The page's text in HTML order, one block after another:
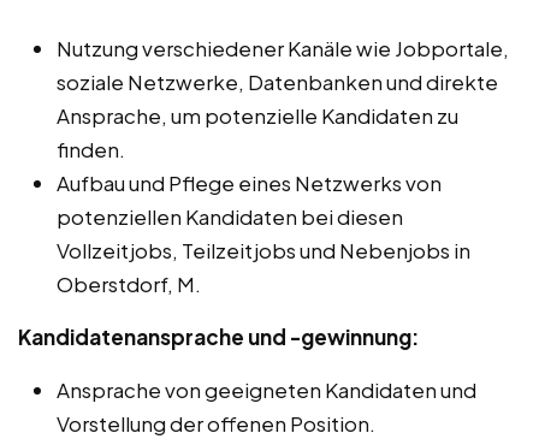
Nutzung verschiedener Kanäle wie Jobportale,
soziale Netzwerke, Datenbanken und direkte
Ansprache, um potenzielle Kandidaten zu
finden.
Aufbau und Pflege eines Netzwerks von
potenziellen Kandidaten bei diesen
Vollzeitjobs, Teilzeitjobs und Nebenjobs in
Oberstdorf, M.
Kandidatenansprache und -gewinnung:
Ansprache von geeigneten Kandidaten und
Vorstellung der offenen Position.